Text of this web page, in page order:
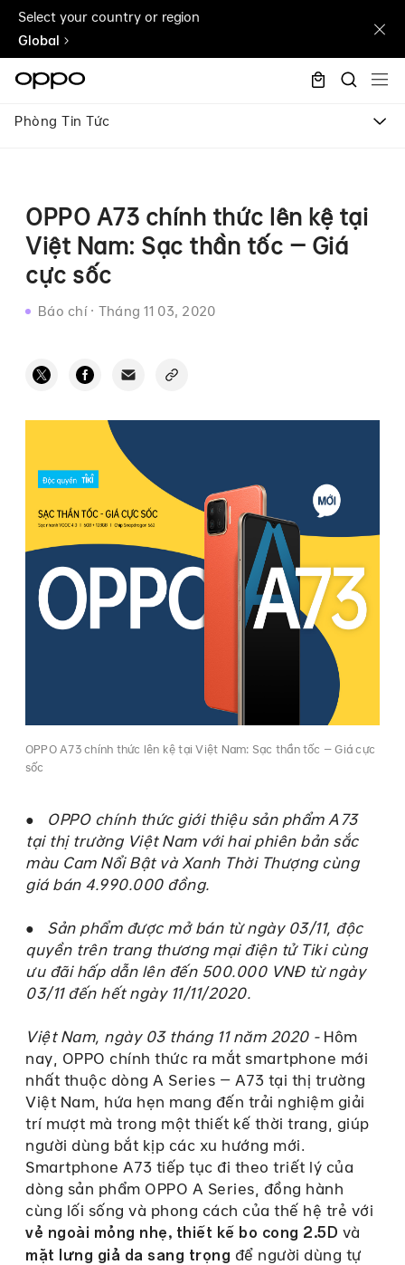
Select your country or region
Global
Phòng Tin Tức
OPPO A73 chính thức lên kệ tại
Việt Nam: Sạc thần tốc – Giá
cực sốc
Báo chí· Tháng 11 03, 2020
OPPO A73 chính thức lên kệ tại Việt Nam: Sạc thần tốc – Giá cực
sốc
● OPPO chính thức giới thiệu sản phẩm A73
tại thị trường Việt Nam với hai phiên bản sắc
màu Cam Nổi Bật và Xanh Thời Thượng cùng
giá bán 4.990.000 đồng.
● Sản phẩm được mở bán từ ngày 03/11, độc
quyền trên trang thương mại điện tử Tiki cùng
ưu đãi hấp dẫn lên đến 500.000 VNĐ từ ngày
03/11 đến hết ngày 11/11/2020.
Việt Nam, ngày 03 tháng 11 năm 2020 -Hôm
nay, OPPO chính thức ra mắt smartphone mới
nhất thuộc dòng A Series – A73 tại thị trường
Việt Nam, hứa hẹn mang đến trải nghiệm giải
trí mượt mà trong một thiết kế thời trang, giúp
người dùng bắt kịp các xu hướng mới.
Smartphone A73 tiếp tục đi theo triết lý của
dòng sản phẩm OPPO A Series, đồng hành
cùng lối sống và phong cách của thế hệ trẻ với
vẻ ngoài mỏng nhẹ, thiết kế bo cong 2.5D và
mặt lưng giả da sang trọng để người dùng tự